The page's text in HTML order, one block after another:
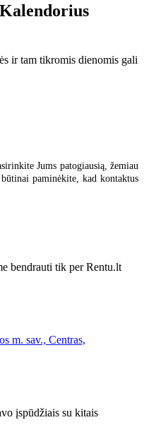
Kalendorius
ir tam tikromis dienomis gali
Jums patogiausią, žemiau
paminėkite, kad kontaktus
bendrauti tik per Rentu.lt
m. sav., Centras,
įspūdžiais su kitais